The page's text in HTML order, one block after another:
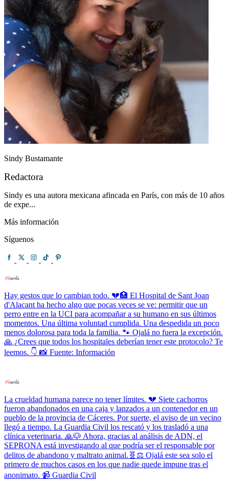
Sindy Bustamante
Redactora
Sindy es una autora mexicana afincada en París, con más de 10 años
de expe...
Más información
Síguenos
Hay gestos que lo cambian todo. 💔🏥 El Hospital de Sant Joan
d'Alacant ha hecho algo que pocas veces se ve: permitir que un
perro entre en la UCI para acompañar a su humano en sus últimos
momentos. Una última voluntad cumplida. Una despedida un poco
menos dolorosa para toda la familia. 🐾 Ojalá no fuera la excepción.
🙏 ¿Crees que todos los hospitales deberían tener este protocolo? Te
leemos. 👇 📸 Fuente: Información
La crueldad humana parece no tener límites. 💔 Siete cachorros
fueron abandonados en una caja y lanzados a un contenedor en un
pueblo de la provincia de Cáceres. Por suerte, el aviso de un vecino
llegó a tiempo. La Guardia Civil los rescató y los trasladó a una
clínica veterinaria. 🙏🐶 Ahora, gracias al análisis de ADN, el
SEPRONA está investigando al que podría ser el responsable por
delitos de abandono y maltrato animal.🧬⚖️ Ojalá este sea solo el
primero de muchos casos en los que nadie quede impune tras el
anonimato. 📹 Guardia Civil